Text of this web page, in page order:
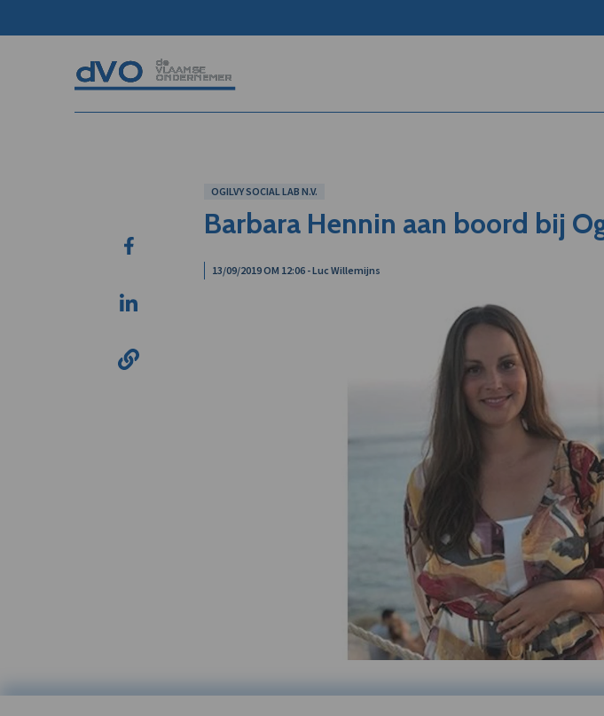
OGILVY SOCIAL LAB N.V.
Barbara Hennin aan boord bij
13/09/2019 OM 12:06 - Luc Willemijns